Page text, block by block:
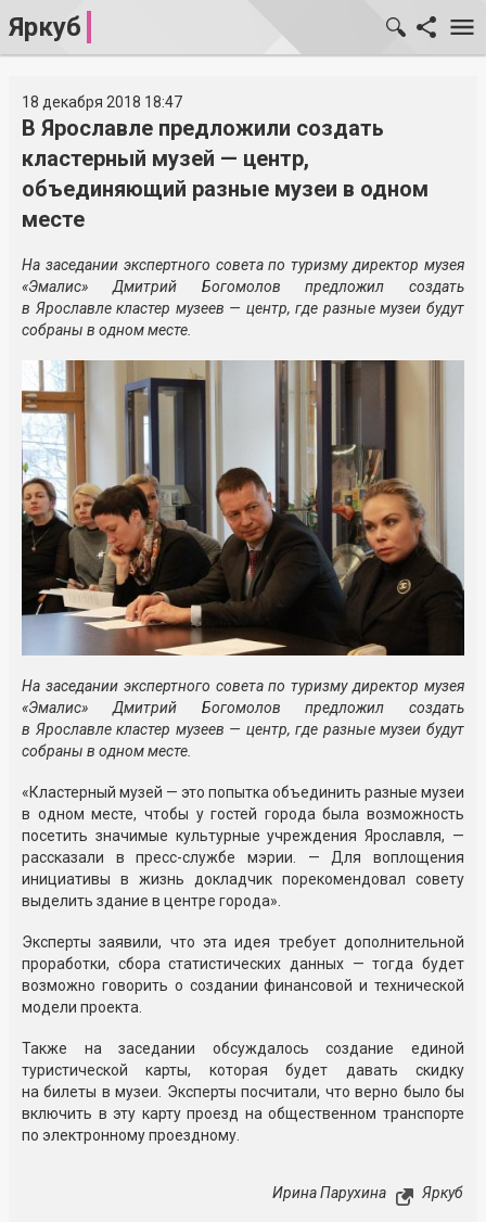
Яркуб
18 декабря 2018 18:47
В Ярославле предложили создать
кластерный музей — центр,
объединяющий разные музеи в одном
месте
На заседании экспертного совета по туризму директор музея
«Эмалис» Дмитрий Богомолов предложил создать
в Ярославле кластер музеев — центр, где разные музеи будут
собраны в одном месте.
На заседании экспертного совета по туризму директор музея
«Эмалис» Дмитрий Богомолов предложил создать
в Ярославле кластер музеев — центр, где разные музеи будут
собраны в одном месте.
«Кластерный музей — это попытка объединить разные музеи
в одном месте, чтобы у гостей города была возможность
посетить значимые культурные учреждения Ярославля, —
рассказали в пресс-службе мэрии. — Для воплощения
инициативы в жизнь докладчик порекомендовал совету
выделить здание в центре города».
Эксперты заявили, что эта идея требует дополнительной
проработки, сбора статистических данных — тогда будет
возможно говорить о создании финансовой и технической
модели проекта.
Также на заседании обсуждалось создание единой
туристической карты, которая будет давать скидку
на билеты в музеи. Эксперты посчитали, что верно было бы
включить в эту карту проезд на общественном транспорте
по электронному проездному.
Ирина Парухина Яркуб